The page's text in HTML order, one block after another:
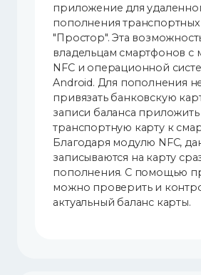
приложение для
пополнения
"Простор". Эта
владельцам смартфонов с
NFC и операционной
Android. Для пополнения
привязать банковскую
записи баланса приложить
транспортную карту к
Благодаря модулю NFC,
записываются на карту
пополнения. С помощью
можно проверить и
актуальный баланс карты.